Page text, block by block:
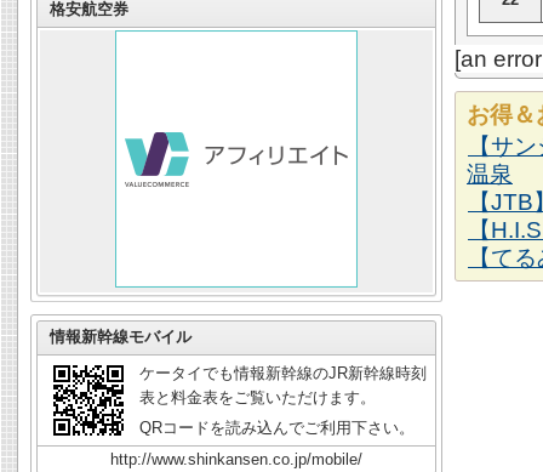
[an
お得＆
【サ
温泉
【
【
【て
格安航空券
情報新幹線モバイル
ケータイでも情報新幹線のJR新幹線時刻
表と料金表をご覧いただけます。
QRコードを読み込んでご利用下さい。
http://www.shinkansen.co.jp/mobile/